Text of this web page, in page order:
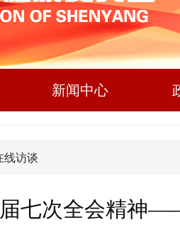
新闻中心
线访谈
七次全会精神